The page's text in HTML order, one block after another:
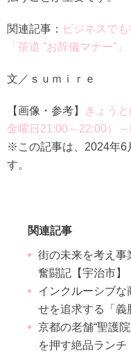
関連記事： ビジネスで
「茶道 ”お辞儀マナー”」
文／ｓｕｍｉｒｅ
【画像・参考】
きょう
金曜日21:00～22:00） –
※この記事は、2024年6
す。
関連記事
街の未来を考え事
奮闘記【宇治市】
インクルーシブ
せを追求する「義
京都の老舗“聖護
を押す絶品ランチ